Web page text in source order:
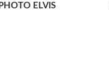
PHOTO ELVIS